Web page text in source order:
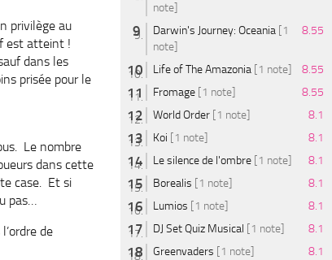
privilège au
est atteint !
dans les
prisée pour le
Le nombre
dans cette
case. Et si
de
note]
Darwin's Journey: Oceania [1
note]
8.55
Life of The Amazonia [1 note]
8.55
Fromage [1 note]
8.55
World Order [1 note]
8.1
Koi [1 note]
8.1
Le silence de l'ombre [1 note]
8.1
Borealis [1 note]
8.1
Lumios [1 note]
8.1
DJ Set Quiz Musical [1 note]
8.1
Greenvaders [1 note]
8.1